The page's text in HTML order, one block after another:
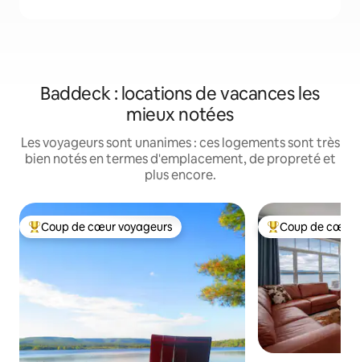
Baddeck : locations de vacances les
mieux notées
Les voyageurs sont unanimes : ces logements sont très
bien notés en termes d'emplacement, de propreté et
plus encore.
Coups de cœur voyageurs les plus appréciés
Coup de cœur voyageurs Coups de cœur
Coup de cœur